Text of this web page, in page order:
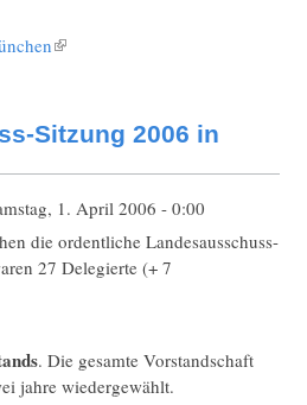
(Link ist extern)
Sitzung 2006 in
1. April 2006 - 0:00
die ordentliche Landesausschuss-
27 Delegierte (+ 7
. Die gesamte Vorstandschaft
jahre wiedergewählt.